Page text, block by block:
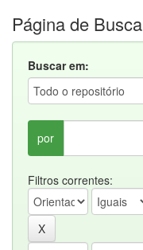
Página de Busca
Buscar em:
por
Filtros correntes: